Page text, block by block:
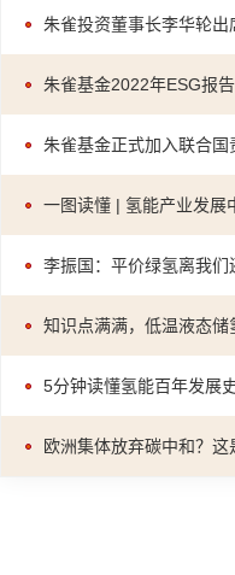
朱雀投资董事长李华轮出
朱雀基金2022年ESG报告
朱雀基金正式加入联合国
一图读懂 | 氢能产业发展
李振国：平价绿氢离我们
知识点满满，低温液态储
5分钟读懂氢能百年发展
欧洲集体放弃碳中和？